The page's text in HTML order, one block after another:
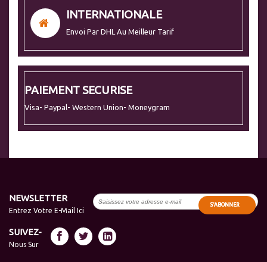
INTERNATIONALE
Envoi Par DHL Au Meilleur Tarif
PAIEMENT SECURISE
Visa- Paypal- Western Union- Moneygram
NEWSLETTER
Entrez Votre E-Mail Ici
S'ABONNER
SUIVEZ-
Nous Sur